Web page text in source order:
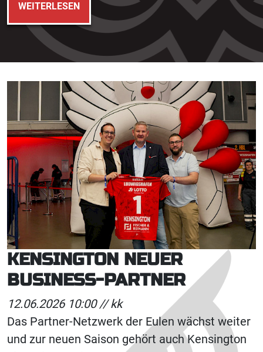
WEITERLESEN
KENSINGTON NEUER
BUSINESS-PARTNER
12.06.2026 10:00 //kk
Das Partner-Netzwerk der Eulen wächst weiter
und zur neuen Saison gehört auch Kensington